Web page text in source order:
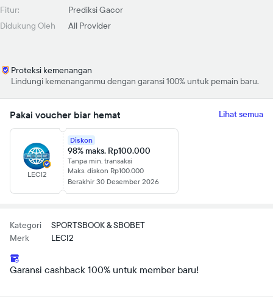
Fitur:
Prediksi Gacor
Didukung Oleh
All Provider
Proteksi kemenangan
Lindungi kemenanganmu dengan garansi 100% untuk pemain baru.
Pakai voucher biar hemat Lihat semua
LECI2
Diskon
98% maks. Rp100.000
Tanpa min. transaksi
Maks. diskon Rp100.000
Berakhir 30 Desember 2026
Kategori
SPORTSBOOK & SBOBET
Merk
LECI2
Garansi cashback 100% untuk member baru!